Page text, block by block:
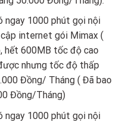
ngay 1000 phút gọi nội
internet gói Mimax (
hết 600MB tốc độ cao
nhưng tốc độ thấp
Đồng/ Tháng ( Đã bao
Đồng/Tháng)
ngay 1000 phút gọi nội